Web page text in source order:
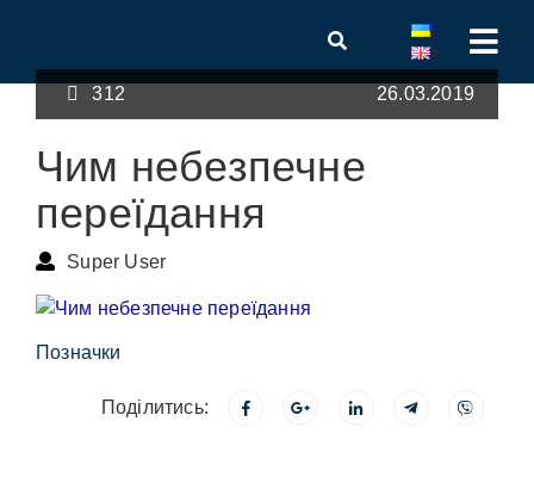
312 26.03.2019
Чим небезпечне
переїдання
Super User
Позначки
Поділитись: